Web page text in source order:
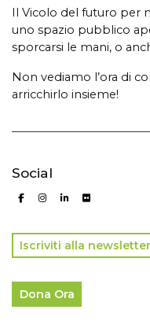
Il Vicolo del futuro per
uno spazio pubblico
sporcarsi le mani, o
Non vediamo l’ora di
arricchirlo insieme!
Social
Iscriviti alla newsletter
Dona Ora